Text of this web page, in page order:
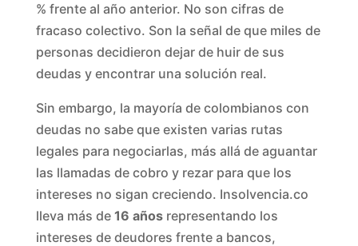
% frente al año anterior. No son cifras de
fracaso colectivo. Son la señal de que miles de
personas decidieron dejar de huir de sus
deudas y encontrar una solución real.
Sin embargo, la mayoría de colombianos con
deudas no sabe que existen varias rutas
legales para negociarlas, más allá de aguantar
las llamadas de cobro y rezar para que los
intereses no sigan creciendo. Insolvencia.co
lleva más de 16 añosrepresentando los
intereses de deudores frente a bancos,